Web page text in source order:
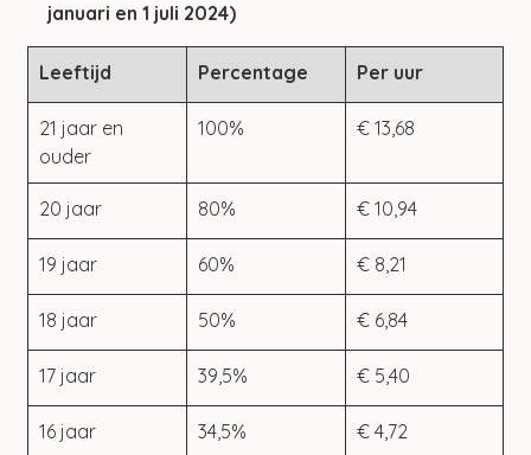
januari en 1 juli 2024)
Leeftijd Percentage Per uur
21 jaar en
ouder
100% € 13,68
20 jaar 80% € 10,94
19 jaar 60% € 8,21
18 jaar 50% € 6,84
17 jaar 39,5% € 5,40
16 jaar 34,5% € 4,72